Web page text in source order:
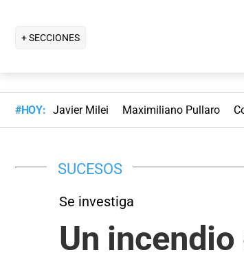
+ SECCIONES
#HOY: Javier Milei Maximiliano Pullaro
SUCESOS
Se investiga
Un